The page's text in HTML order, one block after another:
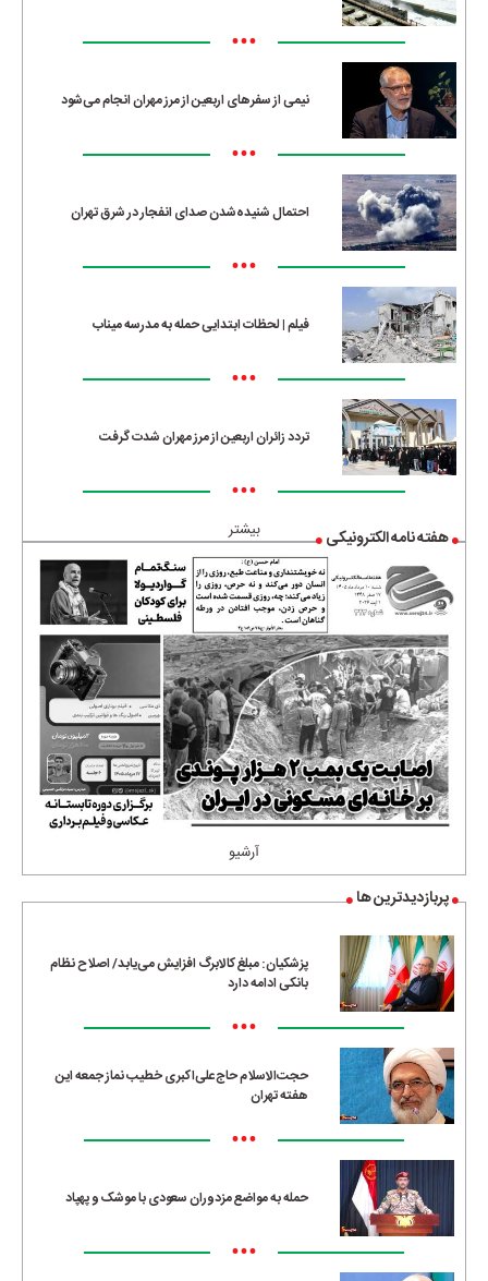
•••
نیمی از سفرهای اربعین از مرز مهران انجام می‌شود
•••
احتمال شنیده‌شدن صدای انفجار در شرق تهران
•••
فیلم | لحظات ابتدایی حمله به مدرسه میناب
•••
تردد زائران اربعین از مرز مهران شدت گرفت
•••
بیشتر هفته نامه الکترونیکی
آرشیو
پربازدیدترین ها
پزشکیان: مبلغ کالابرگ افزایش می‌یابد/ اصلاح نظام
بانکی ادامه دارد
•••
حجت‌الاسلام حاج‌علی‌اکبری خطیب نماز جمعه این
هفته تهران
•••
حمله به مواضع مزدوران سعودی با موشک و پهپاد
•••